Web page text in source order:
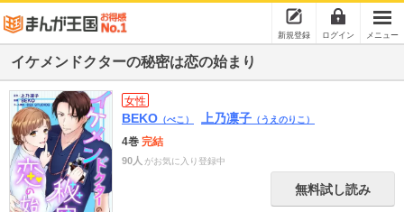
新規登録 ログイン メニュー
イケメンドクターの秘密は恋の始まり
女性
BEKO （べこ） 上乃凛子 （うえのりこ）
4巻 完結
90人 がお気に入り登録中
無料試し読み